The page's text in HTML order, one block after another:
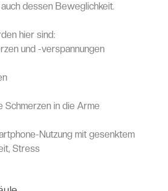
dessen Beweglichkeit.
hier sind:
und -verspannungen
Schmerzen in die Arme
Nutzung mit gesenktem
Stress